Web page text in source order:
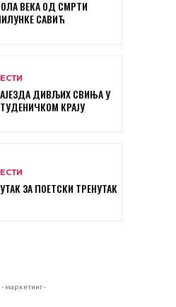
ВЕКА ОД СМРТИ
САВИЋ
ДИВЉИХ СВИЊА У
КРАЈУ
ЗА ПОЕТСКИ ТРЕНУТАК
- маркетинг -